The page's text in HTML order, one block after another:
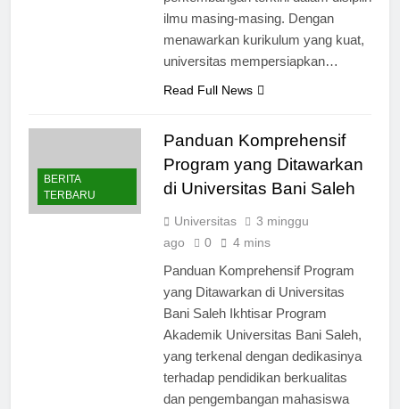
perkembangan terkini dalam disiplin
ilmu masing-masing. Dengan
menawarkan kurikulum yang kuat,
BERITA
Panduan Komprehensif
Program yang Ditawarkan
Universitas
3 minggu
Panduan Komprehensif Program
yang Ditawarkan di Universitas
Bani Saleh Ikhtisar Program
Akademik Universitas Bani Saleh,
yang terkenal dengan dedikasinya
terhadap pendidikan berkualitas